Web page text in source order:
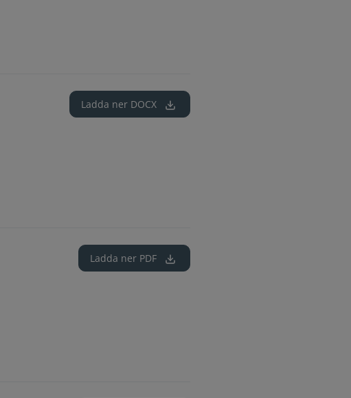
Ladda ner DOCX
Ladda ner PDF